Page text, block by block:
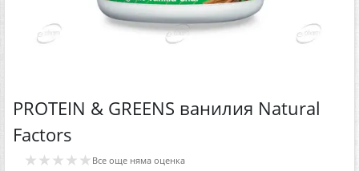
PROTEIN & GREENS ванилия Natural
Factors
★★★★★ Все още няма оценка